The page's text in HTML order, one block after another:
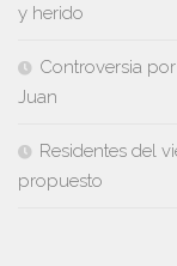
y herido
Controversia
Juan
Residentes del
propuesto